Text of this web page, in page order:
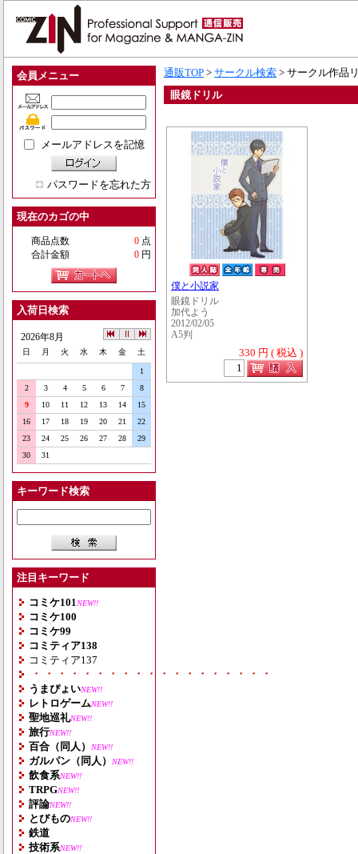
会員メニュー
メールアドレスを記憶
パスワードを忘れた方
現在のカゴの中
商品点数 0 点
合計金額
0 円
入荷日検索
2026年8月
日 月 火 水 木 金 土
1
2
3 4 5 6 7
8
9
10 11 12 13 14
15
16
17 18 19 20 21
22
23
24 25 26 27 28
29
30
31
キーワード検索
注目キーワード
コミケ101 NEW!!
コミケ100
コミケ99
コミティア138
コミティア137
・・・・・・・・・・・・・・・・・・・
うまぴょいNEW!!
レトロゲームNEW!!
聖地巡礼NEW!!
旅行NEW!!
百合（同人） NEW!!
ガルパン（同人） NEW!!
飲食系NEW!!
TRPGNEW!!
評論NEW!!
とびものNEW!!
鉄道
技術系NEW!!
通販TOP > サークル検索 > サークル作品
眼鏡ドリル
僕と小説家
眼鏡ドリル
加代よう
2012/02/05
A5判
330 円 ( 税込 )